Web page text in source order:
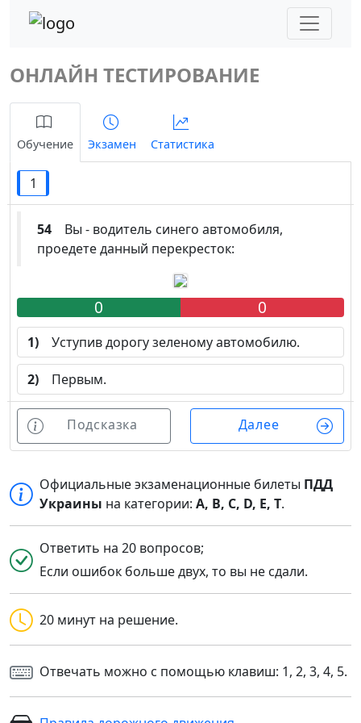
ОНЛАЙН ТЕСТИРОВАНИЕ
Обучение Экзамен Статистика
1
54 Вы - водитель синего автомобиля,
проедете данный перекресток:
0 0
1) Уступив дорогу зеленому автомобилю.
2) Первым.
Подсказка Далее
Официальные экзаменационные билеты ПДД
Украины на категории:A, B, C, D, E, T.
Ответить на 20 вопросов;
Если ошибок больше двух, то вы не сдали.
20 минут на решение.
Отвечать можно с помощью клавиш: 1, 2, 3, 4, 5.